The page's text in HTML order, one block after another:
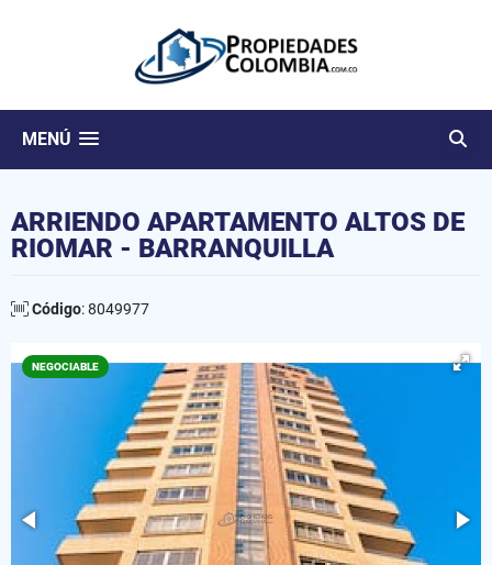
MENÚ
ARRIENDO APARTAMENTO ALTOS DE
RIOMAR - BARRANQUILLA
Código: 8049977
NEGOCIABLE